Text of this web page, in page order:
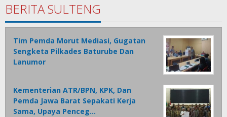
BERITA SULTENG
Tim Pemda Morut Mediasi, Gugatan
Sengketa Pilkades Baturube Dan
Lanumor
Kementerian ATR/BPN, KPK, Dan
Pemda Jawa Barat Sepakati Kerja
Sama, Upaya Penceg…